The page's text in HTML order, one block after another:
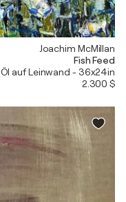
Joachim McMillan
Fish Feed
Öl auf Leinwand - 36x24in
2.300 $